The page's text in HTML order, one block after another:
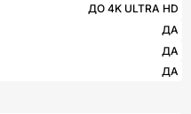
ДО 4K ULTRA HD
ДА
ДА
ДА